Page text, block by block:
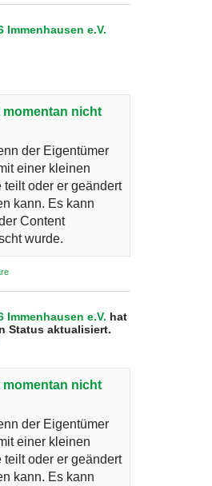
Immenhausen e.V.
momentan nicht
der Eigentümer
einer kleinen
teilt oder er geändert
kann. Es kann
Content
wurde.
Immenhausen e.V. hat
Status aktualisiert.
momentan nicht
der Eigentümer
einer kleinen
teilt oder er geändert
kann. Es kann